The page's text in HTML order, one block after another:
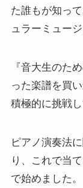
た誰もが知っ
ュラーミュー
『音大生のた
った楽譜を買
積極的に挑戦し
ピアノ演奏法
り、これで当
で始めました。